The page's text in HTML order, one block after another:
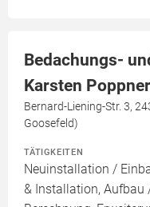
Bedachungs-
Karsten
Bernard-Liening-Str. 3,
Goosefeld)
TÄTIGKEITEN
Neuinstallation /
& Installation, Aufbau